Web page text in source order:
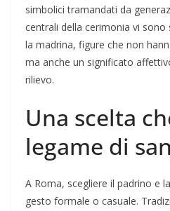
simbolici tramandati da
centrali della cerimonia vi sono
la madrina, figure che non
ma anche un significato
rilievo.
Una scelta
legame di
A Roma, scegliere il padrino e
gesto formale o casuale.